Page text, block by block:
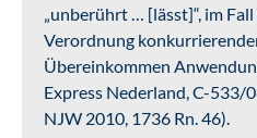
„unberührt … [lässt]“, im
Verordnung
Übereinkommen
Express Nederland, C-533/
NJW 2010, 1736 Rn. 46).